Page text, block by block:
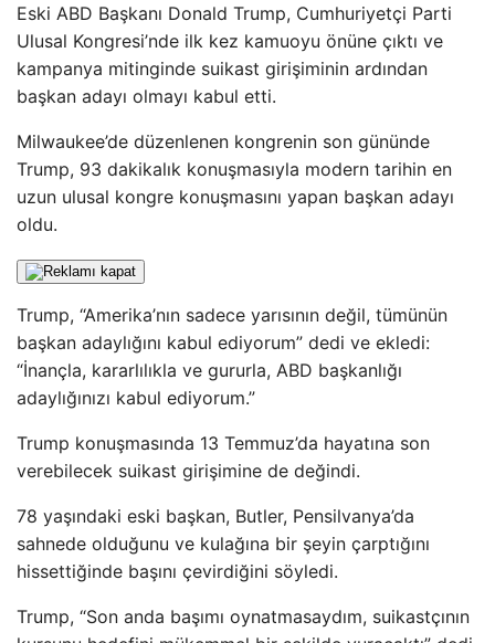
Eski ABD Başkanı Donald Trump, Cumhuriyetçi Parti
Ulusal Kongresi’nde ilk kez kamuoyu önüne çıktı ve
kampanya mitinginde suikast girişiminin ardından
başkan adayı olmayı kabul etti.
Milwaukee’de düzenlenen kongrenin son gününde
Trump, 93 dakikalık konuşmasıyla modern tarihin en
uzun ulusal kongre konuşmasını yapan başkan adayı
oldu.
Trump, “Amerika’nın sadece yarısının değil, tümünün
başkan adaylığını kabul ediyorum” dedi ve ekledi:
“İnançla, kararlılıkla ve gururla, ABD başkanlığı
adaylığınızı kabul ediyorum.”
Trump konuşmasında 13 Temmuz’da hayatına son
verebilecek suikast girişimine de değindi.
78 yaşındaki eski başkan, Butler, Pensilvanya’da
sahnede olduğunu ve kulağına bir şeyin çarptığını
hissettiğinde başını çevirdiğini söyledi.
Trump, “Son anda başımı oynatmasaydım, suikastçının